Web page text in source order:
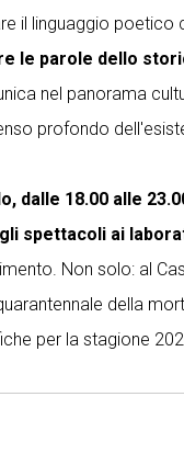
il linguaggio
le parole dello
nel panorama
profondo
dalle 18.00 alle
spettacoli ai
Non solo: al
della
per la stagione